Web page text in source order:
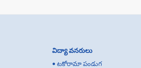
విద్యా వనరులు
• టకోరామా పండుగ